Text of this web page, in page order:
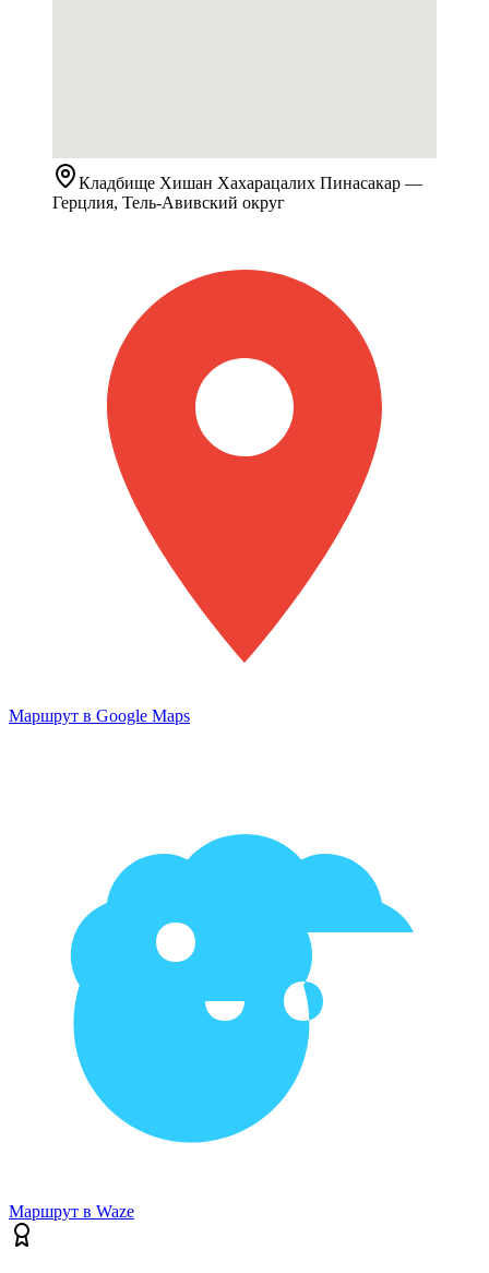
Кладбище Хишан Хахарацалих Пинасакар —
Герцлия, Тель-Авивский округ
Маршрут в Google Maps
Маршрут в Waze